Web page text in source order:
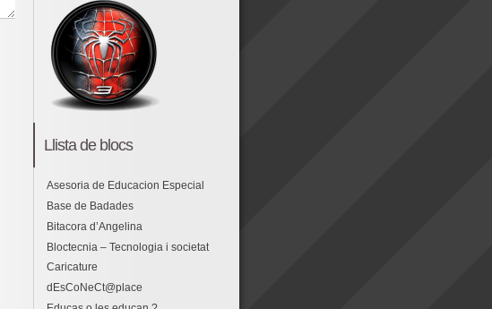
Llista de blocs
Asesoria de Educacion Especial
Base de Badades
Bitacora d’Angelina
Bloctecnia – Tecnologia i societat
Caricature
dEsCoNeCt@place